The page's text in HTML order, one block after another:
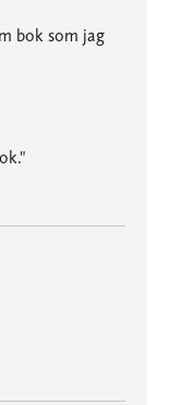
bok som jag